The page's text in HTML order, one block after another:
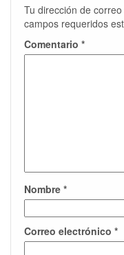
Tu dirección de
campos requeridos
Comentario *
Nombre *
Correo electrónico *